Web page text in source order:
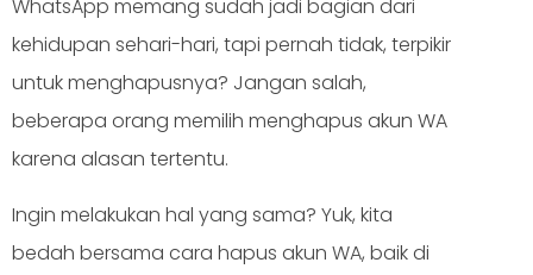
WhatsApp memang sudah jadi bagian dari
kehidupan sehari-hari, tapi pernah tidak, terpikir
untuk menghapusnya? Jangan salah,
beberapa orang memilih menghapus akun WA
karena alasan tertentu.
Ingin melakukan hal yang sama? Yuk, kita
bedah bersama cara hapus akun WA, baik di